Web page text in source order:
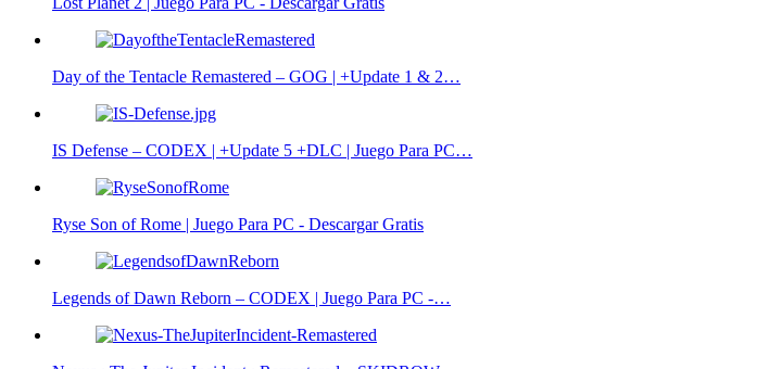
Day of the Tentacle Remastered – GOG | +Update 1 & 2…
IS Defense – CODEX | +Update 5 +DLC | Juego Para PC…
Ryse Son of Rome | Juego Para PC - Descargar Gratis
Legends of Dawn Reborn – CODEX | Juego Para PC -…